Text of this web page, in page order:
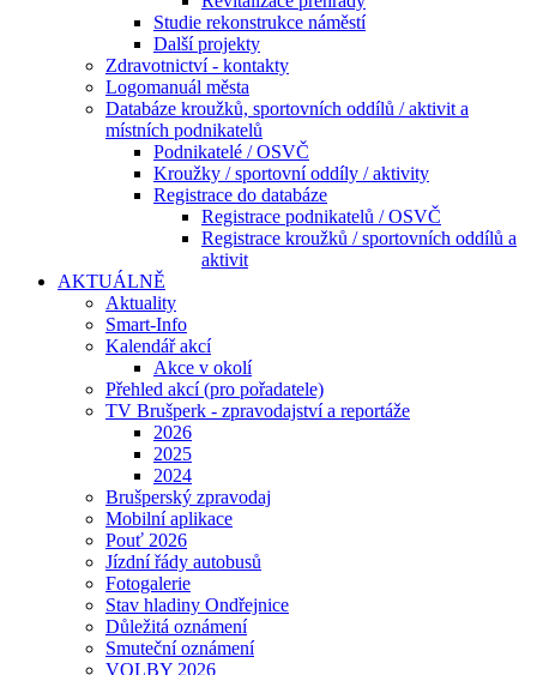
Studie rekonstrukce náměstí
Další projekty
Zdravotnictví - kontakty
Logomanuál města
Databáze kroužků, sportovních oddílů / aktivit a
místních podnikatelů
Podnikatelé / OSVČ
Kroužky / sportovní oddíly / aktivity
Registrace do databáze
Registrace podnikatelů / OSVČ
Registrace kroužků / sportovních oddílů a
aktivit
AKTUÁLNĚ
Aktuality
Smart-Info
Kalendář akcí
Akce v okolí
Přehled akcí (pro pořadatele)
TV Brušperk - zpravodajství a reportáže
2026
2025
2024
Brušperský zpravodaj
Mobilní aplikace
Pouť 2026
Jízdní řády autobusů
Fotogalerie
Stav hladiny Ondřejnice
Důležitá oznámení
Smuteční oznámení
VOLBY 2026